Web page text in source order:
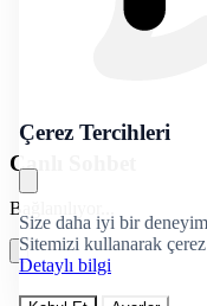
Çerez Tercihleri
Size daha iyi bir
Sitemizi kullanarak
Detaylı bilgi
Canlı Sohbet
Bağlanılıyor...